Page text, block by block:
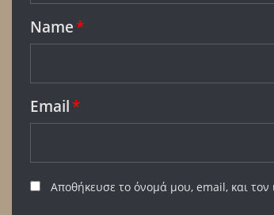
Name*
Email*
Αποθήκευσε το όνομά μου, email, και